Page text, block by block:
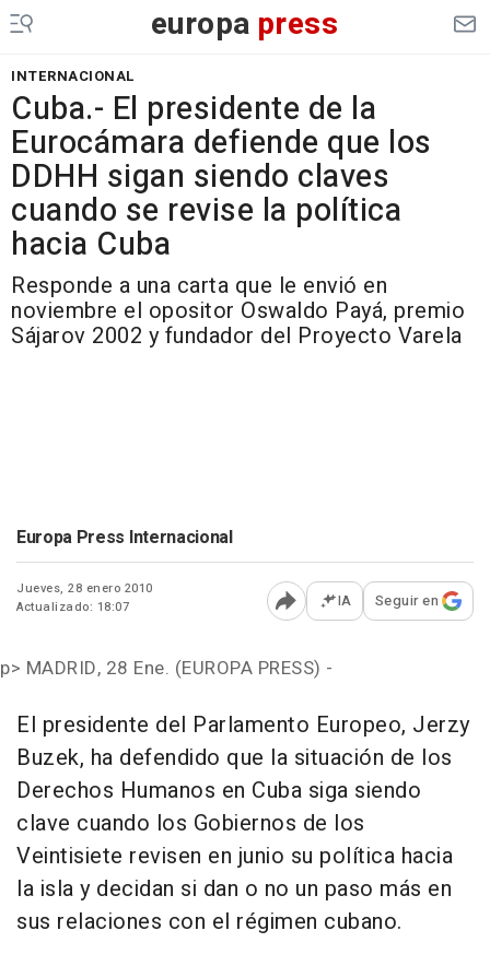
europa press
INTERNACIONAL
Cuba.- El presidente de la
Eurocámara defiende que los
DDHH sigan siendo claves
cuando se revise la política
hacia Cuba
Responde a una carta que le envió en
noviembre el opositor Oswaldo Payá, premio
Sájarov 2002 y fundador del Proyecto Varela
Europa Press Internacional
Jueves, 28 enero 2010
Actualizado: 18:07
Abrir opciones para
IA Seguir en
p> MADRID, 28 Ene. (EUROPA PRESS) -
El presidente del Parlamento Europeo, Jerzy
Buzek, ha defendido que la situación de los
Derechos Humanos en Cuba siga siendo
clave cuando los Gobiernos de los
Veintisiete revisen en junio su política hacia
la isla y decidan si dan o no un paso más en
sus relaciones con el régimen cubano.